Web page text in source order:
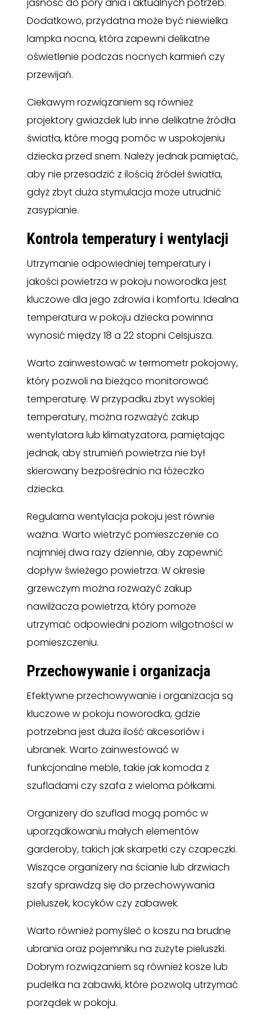
jasność do pory dnia i aktualnych potrzeb.
Dodatkowo, przydatna może być niewielka
lampka nocna, która zapewni delikatne
oświetlenie podczas nocnych karmień czy
przewijań.
Ciekawym rozwiązaniem są również
projektory gwiazdek lub inne delikatne źródła
światła, które mogą pomóc w uspokojeniu
dziecka przed snem. Należy jednak pamiętać,
aby nie przesadzić z ilością źródeł światła,
gdyż zbyt duża stymulacja może utrudnić
zasypianie.
Kontrola temperatury i wentylacji
Utrzymanie odpowiedniej temperatury i
jakości powietrza w pokoju noworodka jest
kluczowe dla jego zdrowia i komfortu. Idealna
temperatura w pokoju dziecka powinna
wynosić między 18 a 22 stopni Celsjusza.
Warto zainwestować w termometr pokojowy,
który pozwoli na bieżąco monitorować
temperaturę. W przypadku zbyt wysokiej
temperatury, można rozważyć zakup
wentylatora lub klimatyzatora, pamiętając
jednak, aby strumień powietrza nie był
skierowany bezpośrednio na łóżeczko
dziecka.
Regularna wentylacja pokoju jest równie
ważna. Warto wietrzyć pomieszczenie co
najmniej dwa razy dziennie, aby zapewnić
dopływ świeżego powietrza. W okresie
grzewczym można rozważyć zakup
nawilżacza powietrza, który pomoże
utrzymać odpowiedni poziom wilgotności w
pomieszczeniu.
Przechowywanie i organizacja
Efektywne przechowywanie i organizacja są
kluczowe w pokoju noworodka, gdzie
potrzebna jest duża ilość akcesoriów i
ubranek. Warto zainwestować w
funkcjonalne meble, takie jak komoda z
szufladami czy szafa z wieloma półkami.
Organizery do szuflad mogą pomóc w
uporządkowaniu małych elementów
garderoby, takich jak skarpetki czy czapeczki.
Wiszące organizery na ścianie lub drzwiach
szafy sprawdzą się do przechowywania
pieluszek, kocyków czy zabawek.
Warto również pomyśleć o koszu na brudne
ubrania oraz pojemniku na zużyte pieluszki.
Dobrym rozwiązaniem są również kosze lub
pudełka na zabawki, które pozwolą utrzymać
porządek w pokoju.